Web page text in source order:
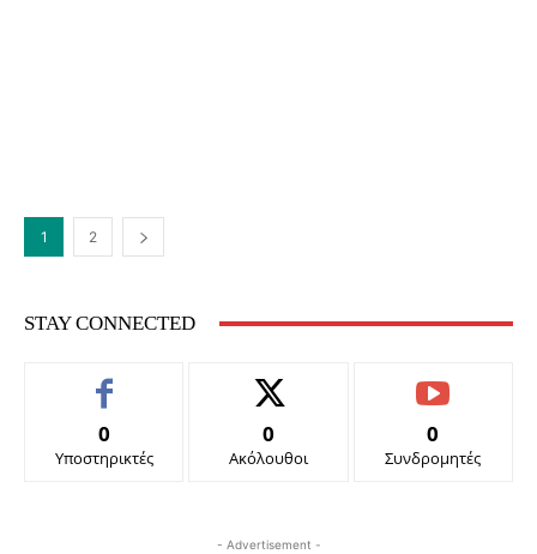
1 2
STAY CONNECTED
0
Υποστηρικτές
0
Ακόλουθοι
0
Συνδρομητές
- Advertisement -